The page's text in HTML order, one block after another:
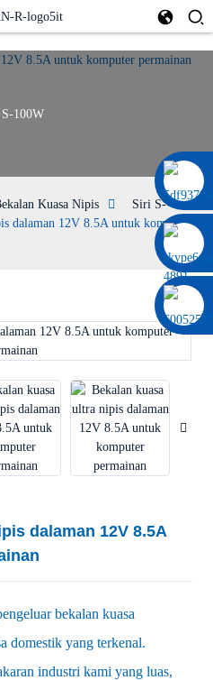
0086 13322920697
100W
Kuasa Nipis
Siri S-
dalaman 12V 8.5A untuk komputer
dalaman 12V 8.5A
bekalan kuasa
domestik yang terkenal.
industri kami yang luas,